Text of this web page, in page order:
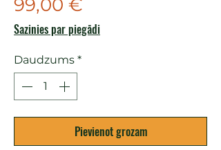
99,00 €
Sazinies par piegādi
Daudzums *
Pievienot grozam